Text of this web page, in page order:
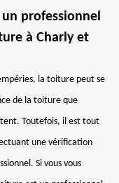
professionnel
à Charly et
la toiture peut se
de la toiture que
Toutefois, il est tout
une vérification
Si vous vous